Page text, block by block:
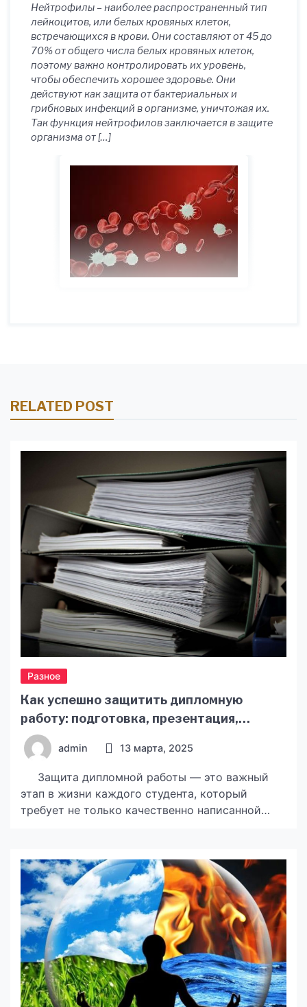
Нейтрофилы – наиболее распространенный тип
лейкоцитов, или белых кровяных клеток,
встречающихся в крови. Они составляют от 45 до
70% от общего числа белых кровяных клеток,
поэтому важно контролировать их уровень,
чтобы обеспечить хорошее здоровье. Они
действуют как защита от бактериальных и
грибковых инфекций в организме, уничтожая их.
Так функция нейтрофилов заключается в защите
организма от […]
RELATED POST
Разное
Как успешно защитить дипломную
работу: подготовка, презентация,
ответы на вопросы
admin 13 марта, 2025
Защита дипломной работы — это важный
этап в жизни каждого студента, который
требует не только качественно написанной
продемонстрировать знания, но и уметь
грамотно представить свой проект. Важно
помнить, что дипломная работа цена зависит не
только от качества самого текста, но и […]